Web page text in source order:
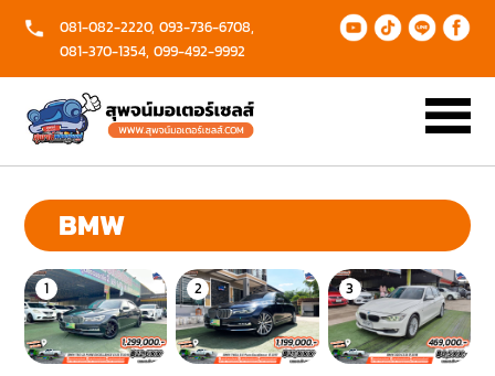
081-082-2220, 093-736-6708,
081-370-1354, 099-492-9992
แรก
รถ
ทั้งหมด
โม
ชั่น
บริการ
ของ
เรา
เอกสาร
งาน
ลูกค้า
ติดต่อ
กับ
เรา
BMW
1 2 3